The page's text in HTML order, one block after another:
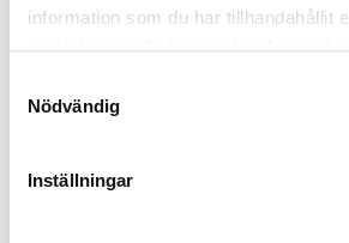
information som du har tillhandahållit
Nödvändig
Inställningar
Svängfäste till vinda med 10